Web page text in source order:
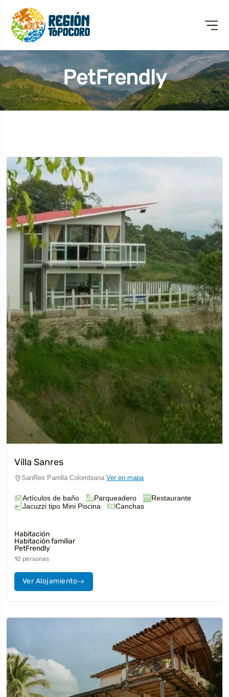
PetFrendly
Villa Sanres
SanRes Parrilla Colombiana Ver en mapa
Artículos de baño Parqueadero
Restaurante
Jacuzzi tipo Mini Piscina
Canchas
Habitación
Habitación familiar
PetFrendly
10 personas
Ver Alojamiento